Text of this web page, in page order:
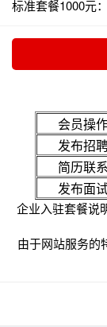
标准套餐1000元
会员操
发布招
简历联
发布面
企业入驻套餐说
由于网站服务的